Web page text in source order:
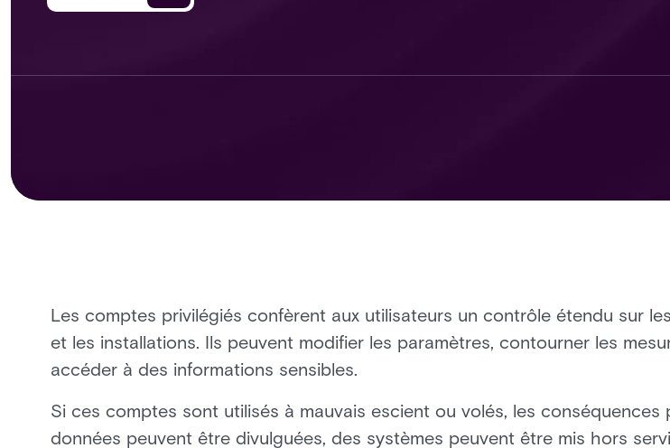
Les comptes privilégiés confèrent aux utilisateurs un contrôle étendu sur
et les installations. Ils peuvent modifier les paramètres, contourner les
accéder à des informations sensibles.
Si ces comptes sont utilisés à mauvais escient ou volés, les conséquences
données peuvent être divulguées, des systèmes peuvent être mis hors